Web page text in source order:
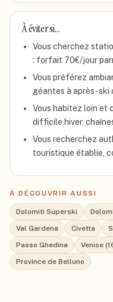
À éviter si…
Vous cherchez
: forfait 70€/jour
Vous préférez
géantes à après-ski
Vous habitez loin et
difficile hiver,
Vous recherchez
touristique établie,
À DÉCOUVRIR AUSSI
Dolomiti Superski
Val Gardena
Civetta
Passo Ghedina
Venise
Province de Belluno